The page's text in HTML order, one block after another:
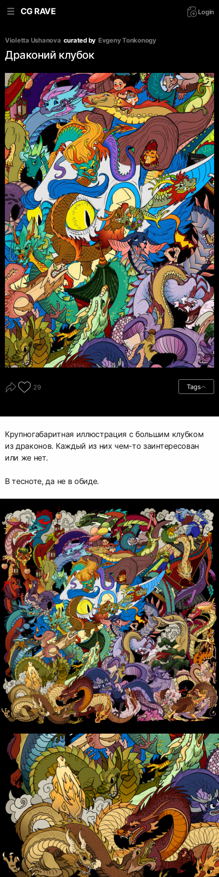
CG RAVE Login
Violetta Ushanova curated by Evgeny Tonkonogy
Драконий клубок
29 Tags
Крупногабаритная иллюстрация с большим клубком
из драконов. Каждый из них чем-то заинтересован
или же нет.
В тесноте, да не в обиде.